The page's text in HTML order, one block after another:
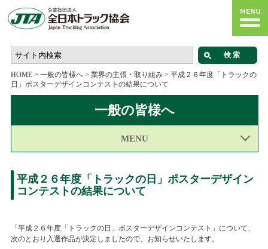
HOME> 一般の皆様へ> 業界の主張・取り組み> 平成２６年度「トラックの
日」ポスターデザインコンテストの結果について
一般の皆様へ
MENU
平成２６年度「トラックの日」ポスターデザイン
コンテストの結果について
「平成２６年度「トラックの日」ポスターデザインコンテスト」について、
次のとおり入選作品が決定しましたので、お知らせいたします。